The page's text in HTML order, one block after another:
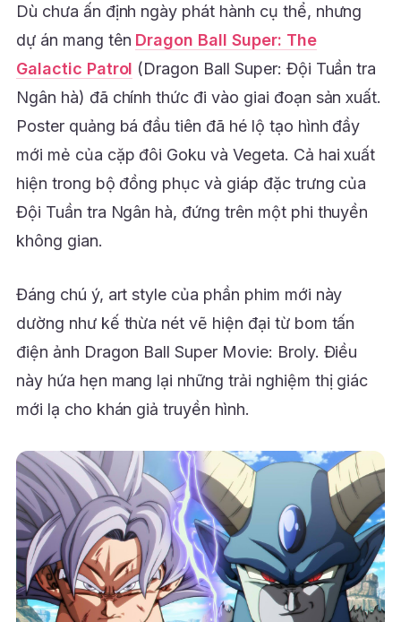
Dù chưa ấn định ngày phát hành cụ thể, nhưng
dự án mang tên Dragon Ball Super: The
Galactic Patrol (Dragon Ball Super: Đội Tuần tra
Ngân hà) đã chính thức đi vào giai đoạn sản xuất.
Poster quảng bá đầu tiên đã hé lộ tạo hình đầy
mới mẻ của cặp đôi Goku và Vegeta. Cả hai xuất
hiện trong bộ đồng phục và giáp đặc trưng của
Đội Tuần tra Ngân hà, đứng trên một phi thuyền
không gian.
Đáng chú ý, art style của phần phim mới này
dường như kế thừa nét vẽ hiện đại từ bom tấn
điện ảnh Dragon Ball Super Movie: Broly. Điều
này hứa hẹn mang lại những trải nghiệm thị giác
mới lạ cho khán giả truyền hình.